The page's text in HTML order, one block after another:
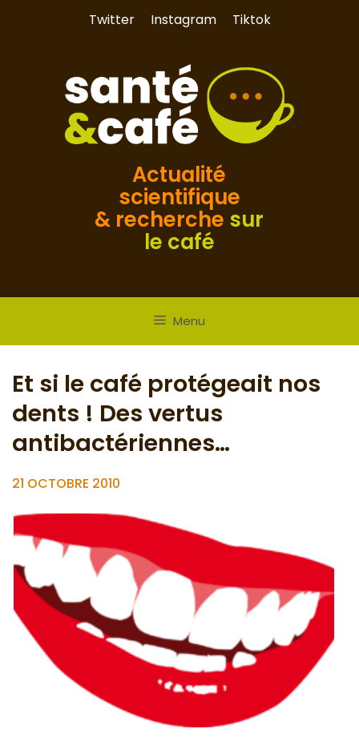
Twitter Instagram Tiktok
Actualité
scientifique
& recherche sur
le café
Menu
Et si le café protégeait nos
dents ! Des vertus
antibactériennes…
21 OCTOBRE 2010